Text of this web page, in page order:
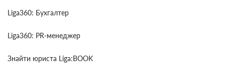
Liga360: Бухгалтер
Liga360: PR-менеджер
Знайти юриста Liga:BOOK